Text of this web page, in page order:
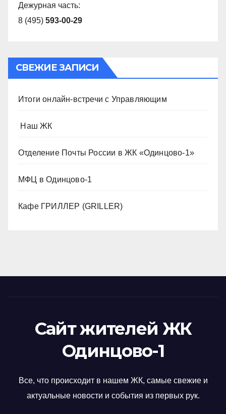
Дежурная часть:
8 (495) 593-00-29
СВЕЖИЕ ЗАПИСИ
Итоги онлайн-встречи с Управляющим
️ Наш ЖК
Отделение Почты России в ЖК «Одинцово-1»
МФЦ в Одинцово-1
Кафе ГРИЛЛЕР (GRILLER)
Сайт жителей ЖК
Одинцово-1
Все, что происходит в нашем ЖК, самые свежие и
актуальные новости и события из первых рук.